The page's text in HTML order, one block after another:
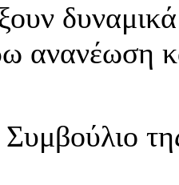
ανανέωση
Συμβούλιο